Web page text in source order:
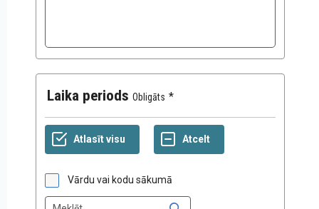
Laika periods Obligāts
Vārdu vai kodu sākumā